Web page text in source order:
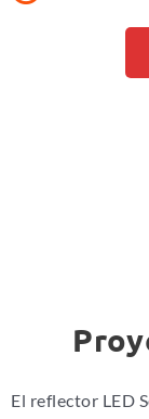
El reflector LED